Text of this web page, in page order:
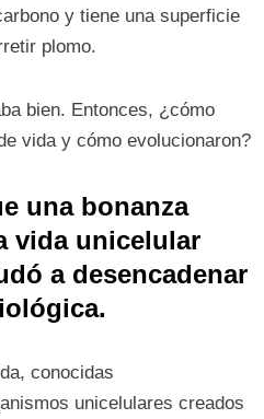
y tiene una superficie
plomo.
bien. Entonces, ¿cómo
vida y cómo evolucionaron?
una bonanza
vida unicelular
a desencadenar
conocidas
unicelulares creados